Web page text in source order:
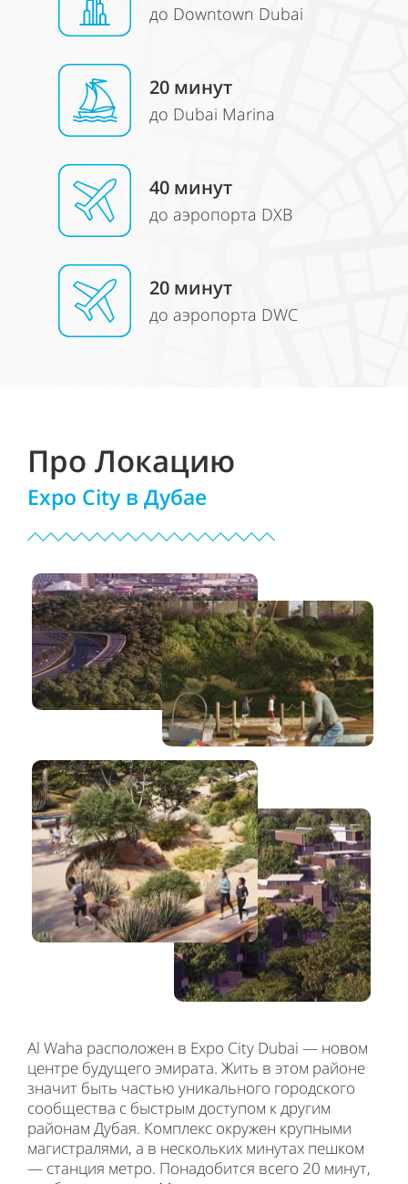
до Downtown Dubai
20 минут
до Dubai Marina
40 минут
до аэропорта DXB
20 минут
до аэропорта DWC
Про Локацию
Expo City в Дубае
Al Waha расположен в Expo City Dubai — новом
центре будущего эмирата. Жить в этом районе
значит быть частью уникального городского
сообщества с быстрым доступом к другим
районам Дубая. Комплекс окружен крупными
магистралями, а в нескольких минутах пешком
— станция метро. Понадобится всего 20 минут,